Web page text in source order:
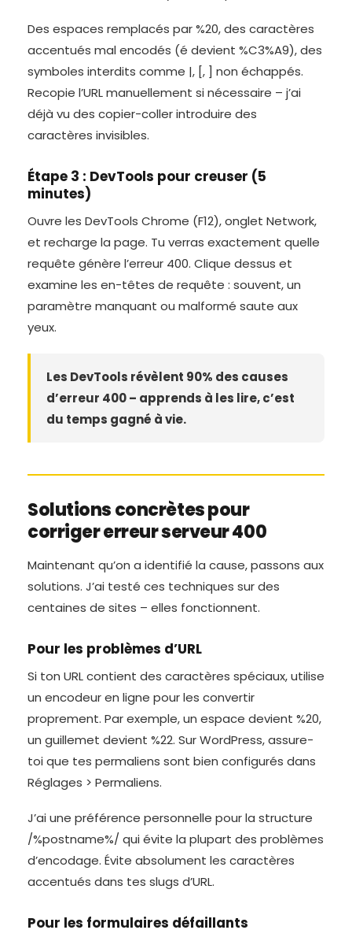
Des espaces remplacés par %20, des caractères
accentués mal encodés (é devient %C3%A9), des
symboles interdits comme |, [, ] non échappés.
Recopie l’URL manuellement si nécessaire – j’ai
déjà vu des copier-coller introduire des
caractères invisibles.
Étape 3 : DevTools pour creuser (5
minutes)
Ouvre les DevTools Chrome (F12), onglet Network,
et recharge la page. Tu verras exactement quelle
requête génère l’erreur 400. Clique dessus et
examine les en-têtes de requête : souvent, un
paramètre manquant ou malformé saute aux
yeux.
Les DevTools révèlent 90% des causes
d’erreur 400 – apprends à les lire, c’est
du temps gagné à vie.
Solutions concrètes pour
corriger erreur serveur 400
Maintenant qu’on a identifié la cause, passons aux
solutions. J’ai testé ces techniques sur des
centaines de sites – elles fonctionnent.
Pour les problèmes d’URL
Si ton URL contient des caractères spéciaux, utilise
un encodeur en ligne pour les convertir
proprement. Par exemple, un espace devient %20,
un guillemet devient %22. Sur WordPress, assure-
toi que tes permaliens sont bien configurés dans
Réglages > Permaliens.
J’ai une préférence personnelle pour la structure
/%postname%/ qui évite la plupart des problèmes
d’encodage. Évite absolument les caractères
accentués dans tes slugs d’URL.
Pour les formulaires défaillants